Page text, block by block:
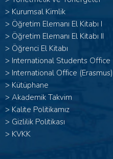
> Kurumsal Kimlik
> Öğretim Elemanı El Kitabı I
> Öğretim Elemanı El Kitabı II
> Öğrenci El Kitabı
> International Students Office
> International Office (Erasmus)
> Kütüphane
> Akademik Takvim
> Kalite Politikamız
> Gizlilik Politikası
> KVKK